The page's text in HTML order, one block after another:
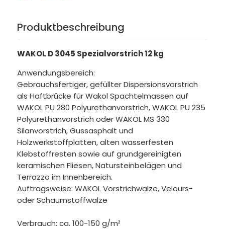
Produktbeschreibung
WAKOL D 3045 Spezialvorstrich 12 kg
Anwendungsbereich:
Gebrauchsfertiger, gefüllter Dispersionsvorstrich
als Haftbrücke für Wakol Spachtelmassen auf
WAKOL PU 280 Polyurethanvorstrich, WAKOL PU 235
Polyurethanvorstrich oder WAKOL MS 330
Silanvorstrich, Gussasphalt und
Holzwerkstoffplatten, alten wasserfesten
Klebstoffresten sowie auf grundgereinigten
keramischen Fliesen, Natursteinbelägen und
Terrazzo im Innenbereich.
Auftragsweise: WAKOL Vorstrichwalze, Velours-
oder Schaumstoffwalze
Verbrauch: ca. 100-150 g/m²